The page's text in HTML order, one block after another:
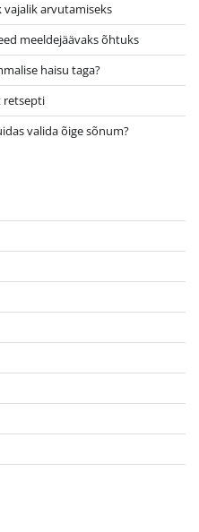
arvutamiseks
meeldejäävaks õhtuks
haisu taga?
retsepti
valida õige sõnum?